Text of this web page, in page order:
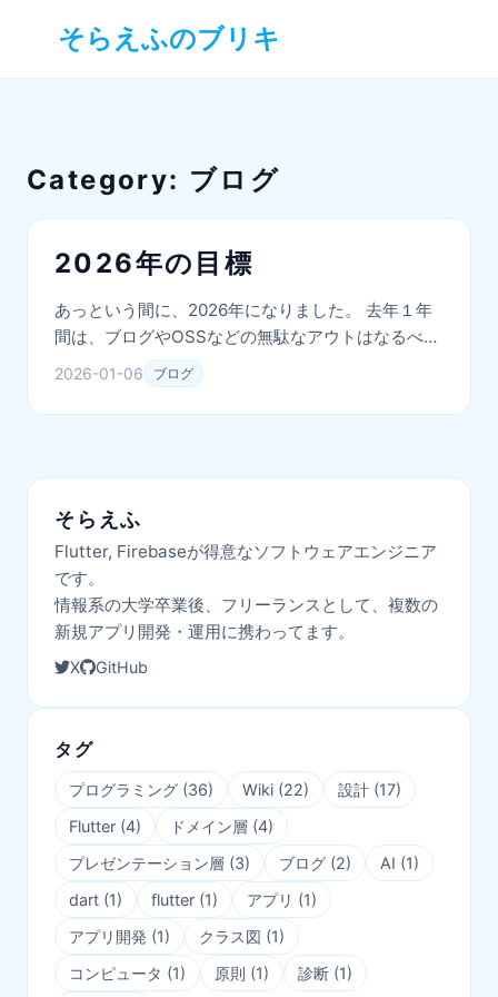
そらえふのブリキ
Category: ブログ
2026年の目標
あっという間に、2026年になりました。 去年１年
間は、ブログやOSSなどの無駄なアウトはなるべく
減らして、自分のためのアプリを作ったり、アーキ
テクチャの研究をしたり、デザインシステムを作っ
てみたり…
2026-01-06 ブログ
そらえふ
Flutter, Firebaseが得意なソフトウェアエンジニア
です。
情報系の大学卒業後、フリーランスとして、複数の
新規アプリ開発・運用に携わってます。
X GitHub
タグ
プログラミング (36) Wiki (22) 設計 (17)
Flutter (4) ドメイン層 (4)
プレゼンテーション層 (3) ブログ (2) AI (1)
dart (1) flutter (1) アプリ (1)
アプリ開発 (1) クラス図 (1)
コンピュータ (1) 原則 (1) 診断 (1)